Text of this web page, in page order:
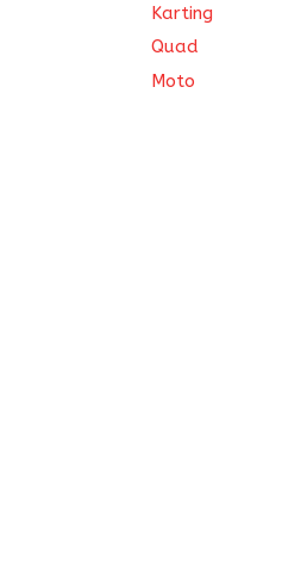
Karting
Quad
Moto